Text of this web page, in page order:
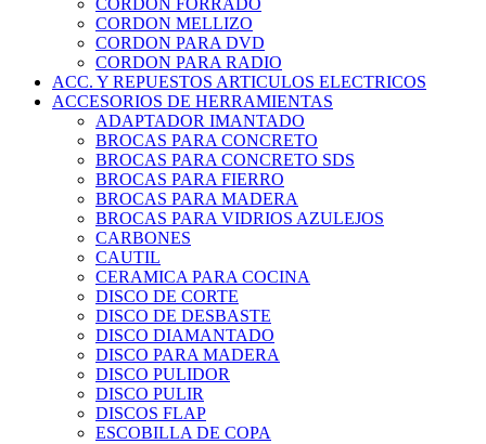
CORDON FORRADO
CORDON MELLIZO
CORDON PARA DVD
CORDON PARA RADIO
ACC. Y REPUESTOS ARTICULOS ELECTRICOS
ACCESORIOS DE HERRAMIENTAS
ADAPTADOR IMANTADO
BROCAS PARA CONCRETO
BROCAS PARA CONCRETO SDS
BROCAS PARA FIERRO
BROCAS PARA MADERA
BROCAS PARA VIDRIOS AZULEJOS
CARBONES
CAUTIL
CERAMICA PARA COCINA
DISCO DE CORTE
DISCO DE DESBASTE
DISCO DIAMANTADO
DISCO PARA MADERA
DISCO PULIDOR
DISCO PULIR
DISCOS FLAP
ESCOBILLA DE COPA